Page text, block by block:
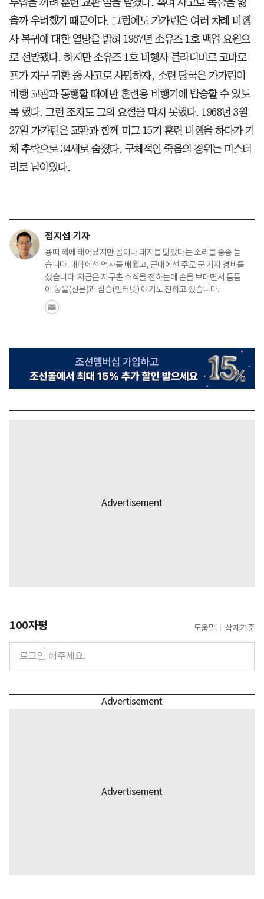
을까 우려했기 때문이다. 그럼에도 가가린은 여러 차례 비행
사 복귀에 대한 열망을 밝혀 1967년 소유즈 1호 백업 요원으
로 선발됐다. 하지만 소유즈 1호 비행사 블라디미르 코마로
프가 지구 귀환 중 사고로 사망하자, 소련 당국은 가가린이
비행 교관과 동행할 때에만 훈련용 비행기에 탑승할 수 있도
록 했다. 그런 조치도 그의 요절을 막지 못했다. 1968년 3월
27일 가가린은 교관과 함께 미그 15기 훈련 비행을 하다가 기
체 추락으로 34세로 숨졌다. 구체적인 죽음의 경위는 미스터
리로 남아있다.
정지섭 기자
용띠 해에 태어났지만 곰이나 돼지를 닮았다는 소리를 종종 듣
습니다. 대학에선 역사를 배웠고, 군대에선 주로 군 기지 경비를
섰습니다. 지금은 지구촌 소식을 전하는데 손을 보태면서 틈틈
이 동물(신문)과 짐승(인터넷) 얘기도 전하고 있습니다.
100자평 도움말 삭제기준